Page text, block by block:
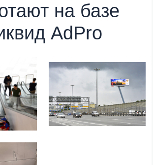
на базе
AdPro